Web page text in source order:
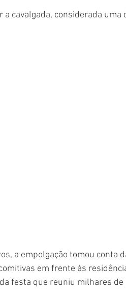
cavalgada, considerada uma
a empolgação tomou conta
em frente às
festa que reuniu milhares de